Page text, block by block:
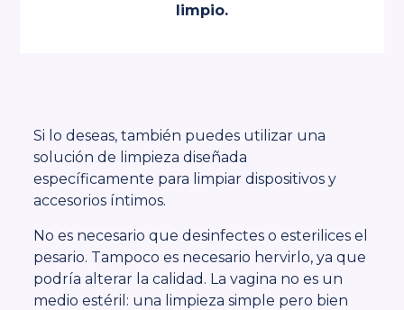
limpio.
Si lo deseas, también puedes utilizar una
solución de limpieza diseñada
específicamente para limpiar dispositivos y
accesorios íntimos.
No es necesario que desinfectes o esterilices el
pesario. Tampoco es necesario hervirlo, ya que
podría alterar la calidad. La vagina no es un
medio estéril: una limpieza simple pero bien